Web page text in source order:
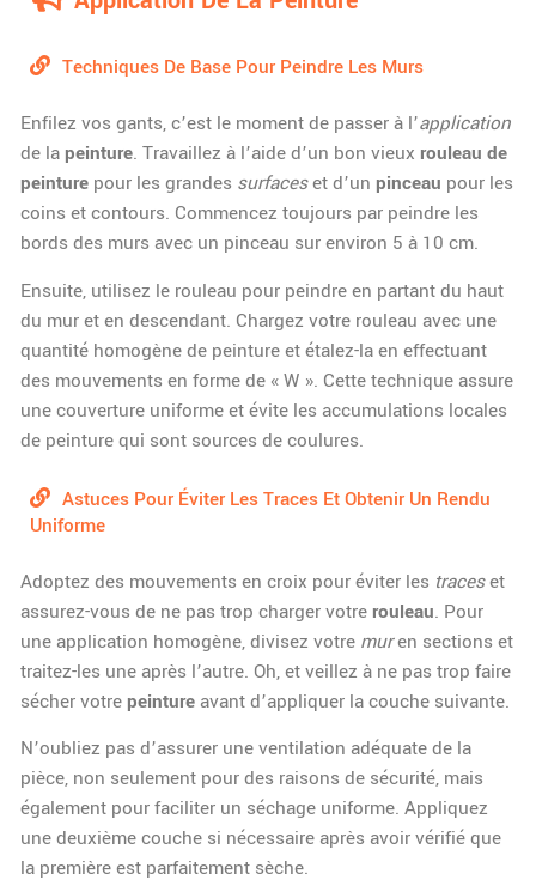
Techniques De Base Pour Peindre Les Murs
Enfilez vos gants, c’est le moment de passer à l’application
de la peinture. Travaillez à l’aide d’un bon vieux rouleau de
peinture pour les grandes surfaceset d’un pinceau pour les
coins et contours. Commencez toujours par peindre les
bords des murs avec un pinceau sur environ 5 à 10 cm.
Ensuite, utilisez le rouleau pour peindre en partant du haut
du mur et en descendant. Chargez votre rouleau avec une
quantité homogène de peinture et étalez-la en effectuant
des mouvements en forme de « W ». Cette technique assure
une couverture uniforme et évite les accumulations locales
de peinture qui sont sources de coulures.
Astuces Pour Éviter Les Traces Et Obtenir Un Rendu
Uniforme
Adoptez des mouvements en croix pour éviter les traceset
assurez-vous de ne pas trop charger votre rouleau. Pour
une application homogène, divisez votre muren sections et
traitez-les une après l’autre. Oh, et veillez à ne pas trop faire
sécher votre peinture avant d’appliquer la couche suivante.
N’oubliez pas d’assurer une ventilation adéquate de la
pièce, non seulement pour des raisons de sécurité, mais
également pour faciliter un séchage uniforme. Appliquez
une deuxième couche si nécessaire après avoir vérifié que
la première est parfaitement sèche.